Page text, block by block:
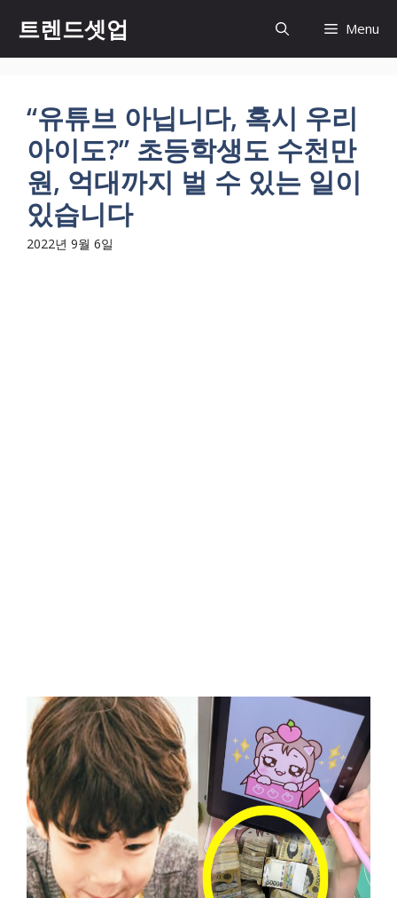
츠
트렌드셋업 Menu
“유튜브 아닙니다, 혹시 우리
아이도?” 초등학생도 수천만
원, 억대까지 벌 수 있는 일이
있습니다
2022년 9월 6일